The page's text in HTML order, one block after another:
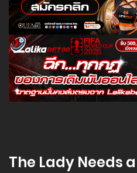
The Lady Needs